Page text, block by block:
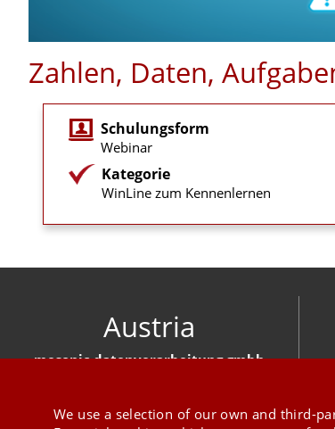
Zahlen, Daten,
Schulungsform
Webinar
Kategorie
WinLine zum Kennenlernen
Austria
mesonic datenverarbeitung gmbh
We use a selection of our own and third-